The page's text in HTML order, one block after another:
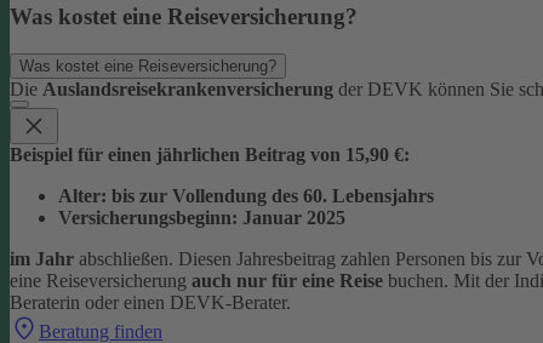
Was kostet eine Reiseversicherung?
Was kostet eine Reiseversicherung?
Die Auslandsreisekrankenversicherung der DEVK können Sie
Beispiel für einen jährlichen Beitrag von 15,90 €:
Alter: bis zur Vollendung des 60. Lebensjahrs
Versicherungsbeginn: Januar 2025
im Jahr abschließen. Diesen Jahresbeitrag zahlen Personen bis zur
eine Reiseversicherung auch nur für eine Reise buchen. Mit der
Beraterin oder einen DEVK-Berater.
Beratung finden